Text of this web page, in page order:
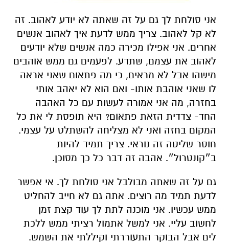
אני סולחת לך גם על זה שאתה לא יודע לאהוב. זה
לא קל לאהוב. צריך ממש לדעת איך לאהוב אנשים
אחרים. אני אפילו מכירה כמה אנשים שלא יודעים
לאהוב את עצמם, שתדע. לפעמים גם ממש אוהבים
מישהו אבל לא מראים, כי מה פתאום שאני אראה
לו שאני אוהבת אותו- ואם הוא לא יאהב אותי
בחזרה, מה אני אמורה לעשות עם כל האהבה
החד- צדדית הזאת פתאום? היא תופסת לי את כל
המקום בחזה ואני לא מצליחה להשתלט על עצמי.
חוסר שליטה זה נוראי. צריך תמיד להיות
ב״קונטרול״. אהבה זה דבר כל כך מסוכן.
גם על זה שאתה מבולבל אני סולחת לך. אי אפשר
לדעת תמיד מה רוצים. אתה גם לא חייב להחליט
ממש עכשיו. אני מוכנה לתת לך עוד קצת זמן
לחשוב עליי. אני למשל אתמול רציתי ממש ללכת
לים אבל הבוקר התעוררתי וקיללתי את השמש.